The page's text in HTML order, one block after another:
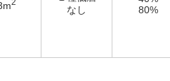
なし
80%